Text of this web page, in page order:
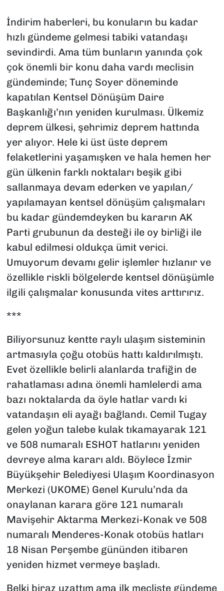
İndirim haberleri, bu konuların bu kadar
hızlı gündeme gelmesi tabiki vatandaşı
sevindirdi. Ama tüm bunların yanında çok
çok önemli bir konu daha vardı meclisin
gündeminde; Tunç Soyer döneminde
kapatılan Kentsel Dönüşüm Daire
Başkanlığı’nın yeniden kurulması. Ülkemiz
deprem ülkesi, şehrimiz deprem hattında
yer alıyor. Hele ki üst üste deprem
felaketlerini yaşamışken ve hala hemen her
gün ülkenin farklı noktaları beşik gibi
sallanmaya devam ederken ve yapılan/
yapılamayan kentsel dönüşüm çalışmaları
bu kadar gündemdeyken bu kararın AK
Parti grubunun da desteği ile oy birliği ile
kabul edilmesi oldukça ümit verici.
Umuyorum devamı gelir işlemler hızlanır ve
özellikle riskli bölgelerde kentsel dönüşümle
ilgili çalışmalar konusunda vites arttırırız.
***
Biliyorsunuz kentte raylı ulaşım sisteminin
artmasıyla çoğu otobüs hattı kaldırılmıştı.
Evet özellikle belirli alanlarda trafiğin de
rahatlaması adına önemli hamlelerdi ama
bazı noktalarda da öyle hatlar vardı ki
vatandaşın eli ayağı bağlandı. Cemil Tugay
gelen yoğun talebe kulak tıkamayarak 121
ve 508 numaralı ESHOT hatlarını yeniden
devreye alma kararı aldı. Böylece İzmir
Büyükşehir Belediyesi Ulaşım Koordinasyon
Merkezi (UKOME) Genel Kurulu’nda da
onaylanan karara göre 121 numaralı
Mavişehir Aktarma Merkezi-Konak ve 508
numaralı Menderes-Konak otobüs hatları
18 Nisan Perşembe gününden itibaren
yeniden hizmet vermeye başladı.
Belki biraz uzattım ama ilk mecliste gündeme